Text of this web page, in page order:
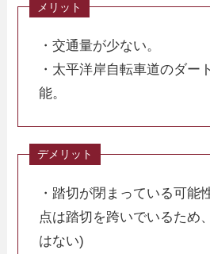
・交通量が少ない。
・太平洋岸自転車道のダー
能。
・踏切が閉まっている可能
点は踏切を跨いでいるため
はない)